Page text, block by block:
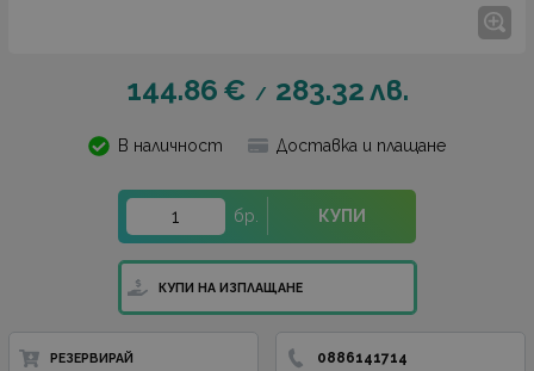
144.86 € / 283.32лв.
В наличност Доставка и плащане
бр. КУПИ
КУПИ НА ИЗПЛАЩАНЕ
РЕЗЕРВИРАЙ 0886141714